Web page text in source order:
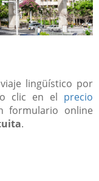
lingüístico por
clic en el precio
formulario online
.